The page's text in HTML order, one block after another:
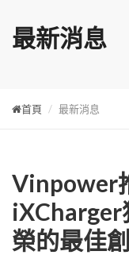
最新消息
首頁 最新消息
Vinpower
iXCharger
榮的最佳